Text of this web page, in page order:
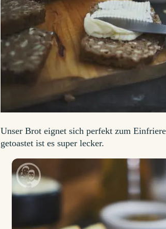
Unser Brot eignet sich perfekt zum
getoastet ist es super lecker.